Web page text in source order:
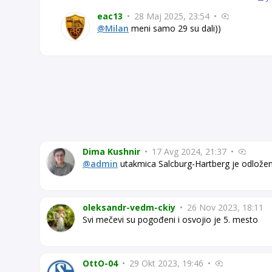
eac13 • 28 Maj 2025, 23:54 •
@Milan meni samo 29 su dali))
Dima Kushnir • 17 Avg 2024, 21:37 •
@admin utakmica Salcburg-Hartberg je
oleksandr-vedm-ckiy • 26 Nov 2023, 18:11
Svi mečevi su pogođeni i osvojio je 5. mesto
OttO-04 • 29 Okt 2023, 19:46 •